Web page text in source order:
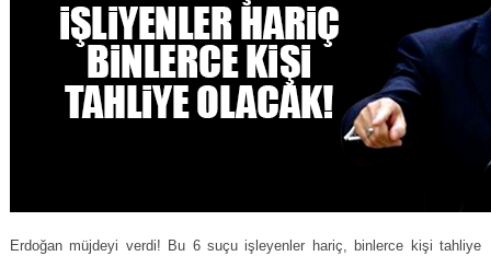
Erdoğan müjdeyi verdi! Bu 6 suçu işleyenler hariç, binlerce kişi tahliye